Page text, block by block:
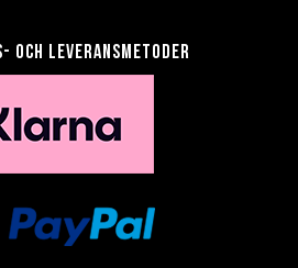
och leveransmetoder